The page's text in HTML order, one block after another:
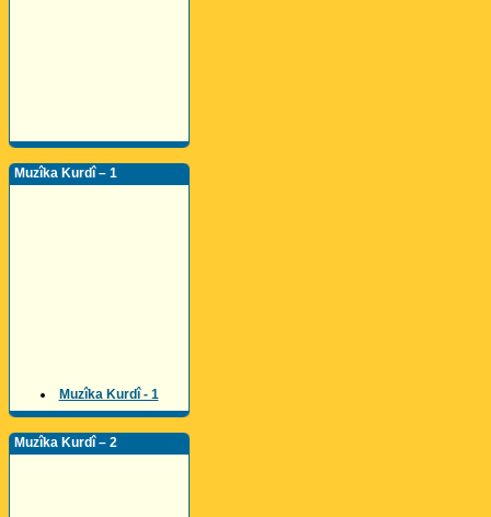
Muzîka Kurdî – 1
Muzîka Kurdî - 1
Muzîka Kurdî – 2